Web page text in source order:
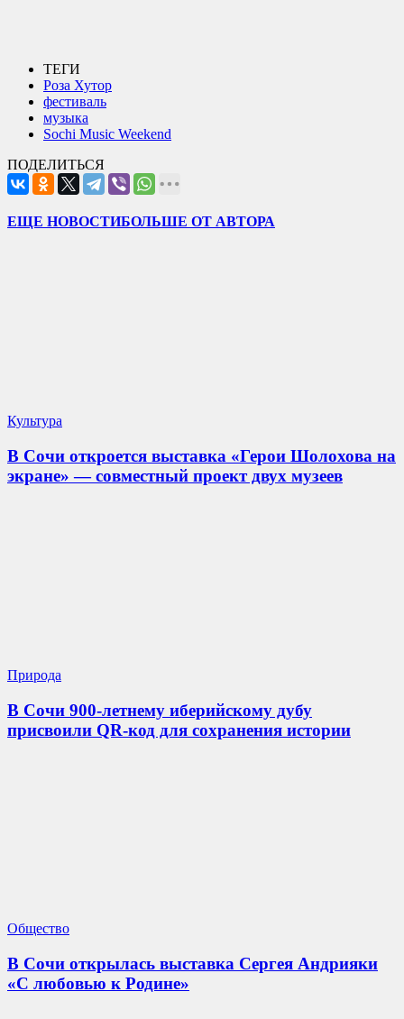
ТЕГИ
Роза Хутор
фестиваль
музыка
Sochi Music Weekend
ПОДЕЛИТЬСЯ
ЕЩЕ НОВОСТИБОЛЬШЕ ОТ АВТОРА
Культура
В Сочи откроется выставка «Герои Шолохова на
экране» — совместный проект двух музеев
Природа
В Сочи 900-летнему иберийскому дубу
присвоили QR-код для сохранения истории
Общество
В Сочи открылась выставка Сергея Андрияки
«С любовью к Родине»